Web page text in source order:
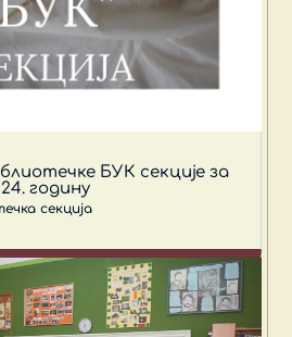
БУК секције за
годину
секција